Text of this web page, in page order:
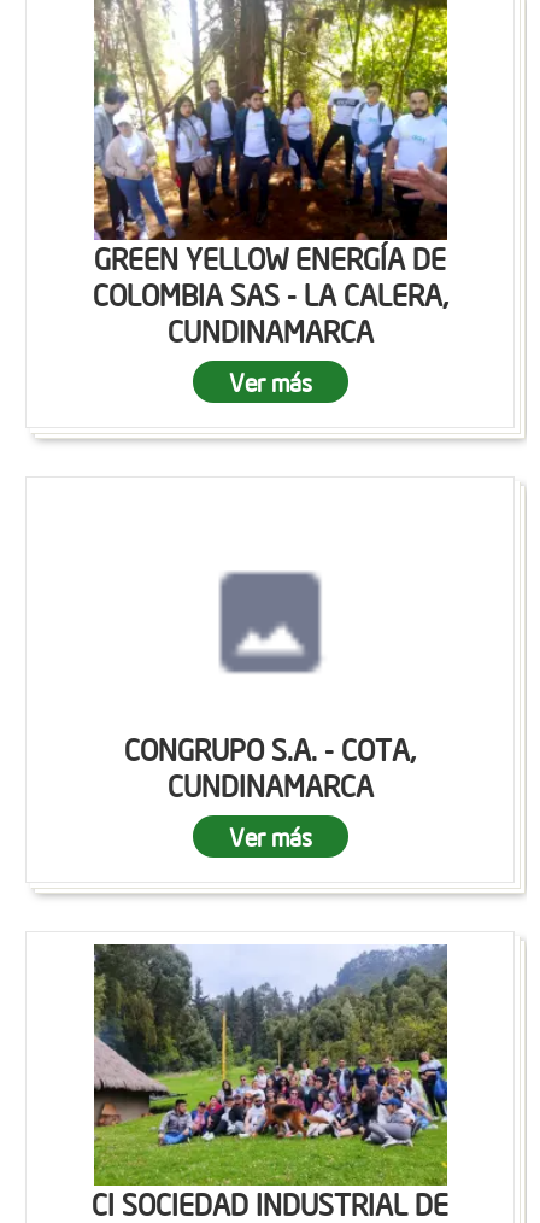
GREEN YELLOW ENERGÍA DE
COLOMBIA SAS - LA CALERA,
CUNDINAMARCA
Ver más
CONGRUPO S.A. - COTA,
CUNDINAMARCA
Ver más
CI SOCIEDAD INDUSTRIAL DE